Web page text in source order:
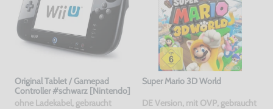
Original Tablet / Gamepad
Controller #schwarz [Nintendo]
ohne Ladekabel, gebraucht
Super Mario 3D World
DE Version, mit OVP, gebraucht